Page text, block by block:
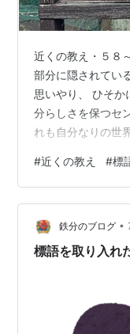
近くの教え・５８
部分に隠されてい
思いやり、 ひそか
分らしさを保つセ
れも自分なりの世
りにあり 大寒にも
書きたい人のグル
ち
#近くの教え #標
鉄分のブログ •
標語を取り入れ